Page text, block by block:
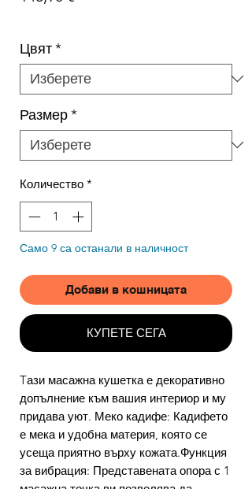
Цвят*
Размер*
Количество *
Само 9 са останали в наличност
Добави в кошницата
КУПЕТЕ СЕГА
Tази масажна кушетка е декоративно
допълнение към вашия интериор и му
придава уют. Меко кадифе: Кадифето
е мека и удобна материя, която се
усеща приятно върху кожата.Функция
за вибрация: Представената опора с 1